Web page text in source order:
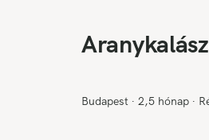
Budapest ∙ 2,5 hónap ∙